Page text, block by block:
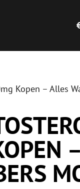
Kopen – Alles